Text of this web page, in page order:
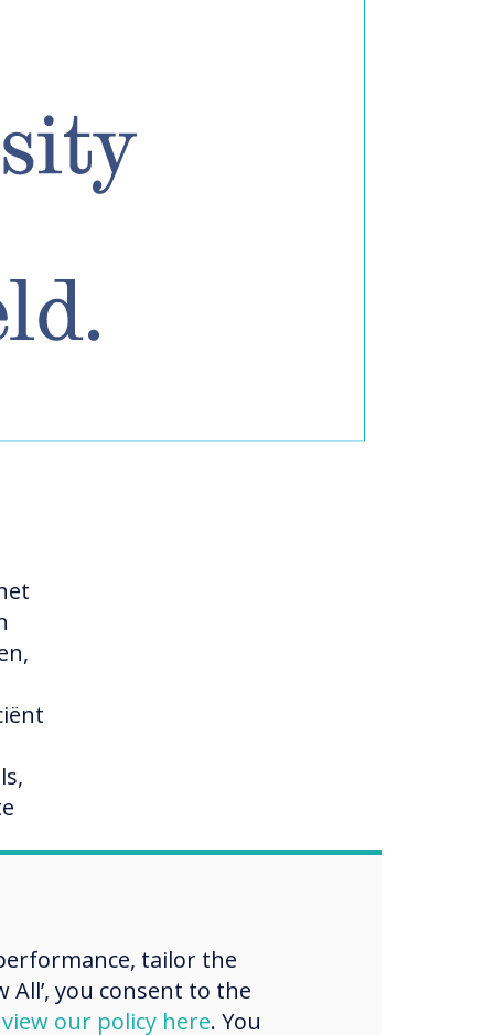
tailor the
All’, you consent to the
view our policy here. You